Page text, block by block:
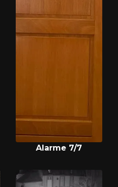
Alarme 7/7